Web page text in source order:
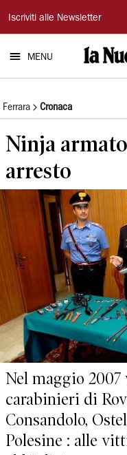
La
Nuova
Ferrara
Iscriviti alle Newsletter
MENU
Ferrara Cronaca
Ninja
arresto
Nel maggio
carabinieri di
Consandolo,
Polesine : alle